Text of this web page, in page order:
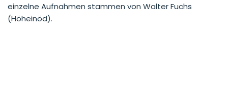
einzelne Aufnahmen stammen von Walter Fuchs
(Höheinöd).